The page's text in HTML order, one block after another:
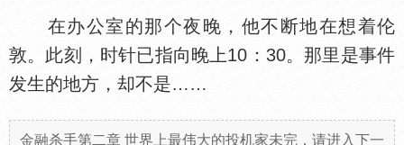
在办公室的那个夜晚，他不断地在想着伦
敦。此刻，时针已指向晚上10：30。那里是事件
发生的地方，却不是……
金融杀手第二章 世界上最伟大的投机家未完，请进入下一